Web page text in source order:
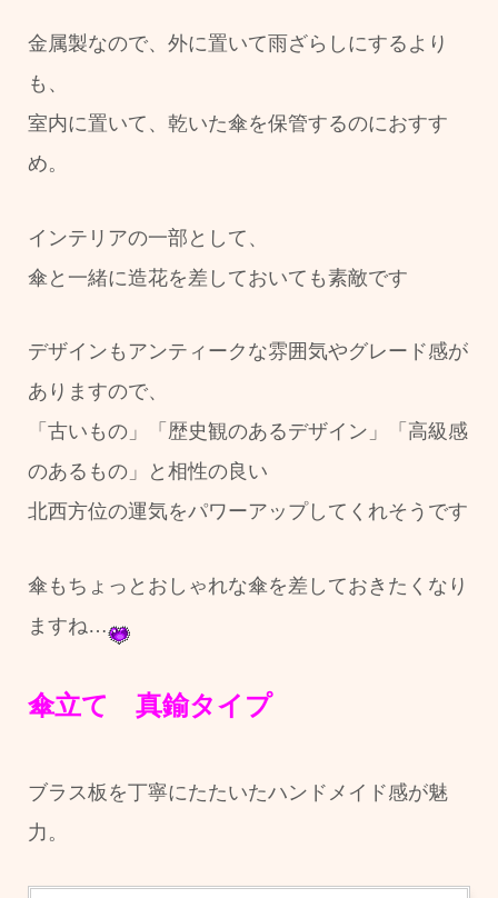
金属製なので、外に置いて雨ざらしにするより
も、
室内に置いて、乾いた傘を保管するのにおすす
め。
インテリアの一部として、
傘と一緒に造花を差しておいても素敵です
デザインもアンティークな雰囲気やグレード感が
ありますので、
「古いもの」「歴史観のあるデザイン」「高級感
のあるもの」と相性の良い
北西方位の運気をパワーアップしてくれそうです
傘もちょっとおしゃれな傘を差しておきたくなり
ますね…
傘立て 真鍮タイプ
ブラス板を丁寧にたたいたハンドメイド感が魅
力。